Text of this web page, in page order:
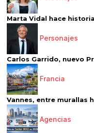
Marta Vidal hace
Personajes
Carlos Garrido, nuevo
Francia
Vannes, entre murallas
Agencias